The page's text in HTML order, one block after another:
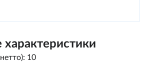
характеристики
10